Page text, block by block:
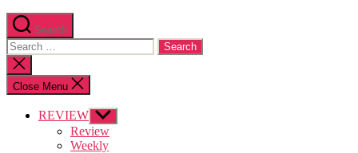
Search
Search
for:
Close
search
Close Menu
REVIEW Show
sub
menu
Review
Weekly